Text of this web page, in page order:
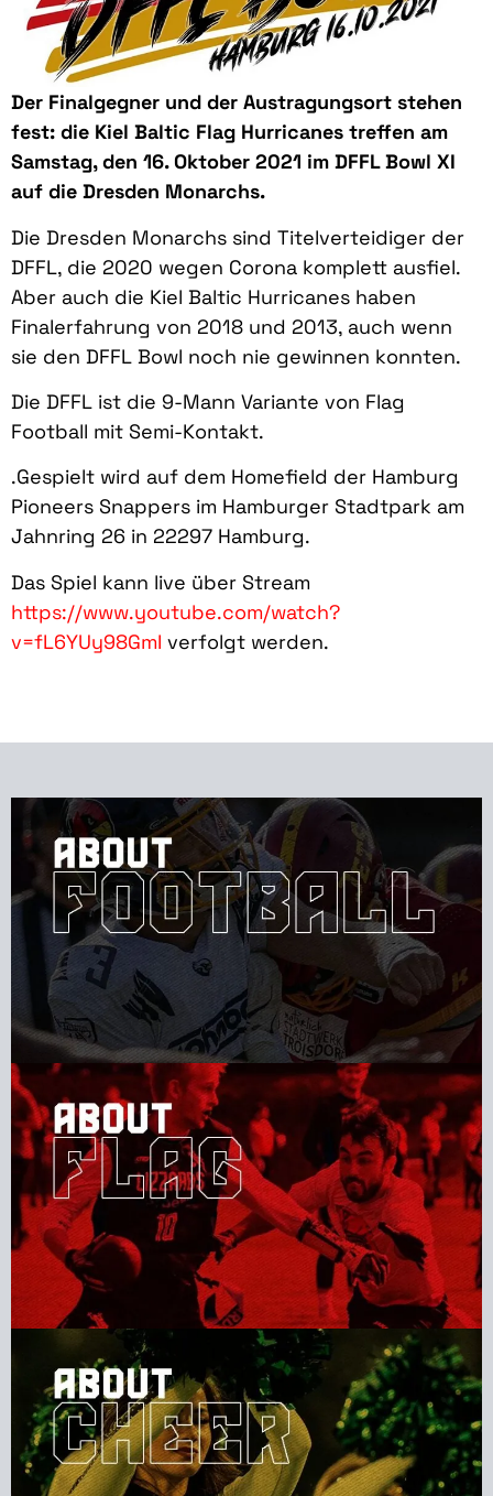
Der Finalgegner und der Austragungsort stehen
fest: die Kiel Baltic Flag Hurricanes treffen am
Samstag, den 16. Oktober 2021 im DFFL Bowl XI
auf die Dresden Monarchs.
Die Dresden Monarchs sind Titelverteidiger der
DFFL, die 2020 wegen Corona komplett ausfiel.
Aber auch die Kiel Baltic Hurricanes haben
Finalerfahrung von 2018 und 2013, auch wenn
sie den DFFL Bowl noch nie gewinnen konnten.
Die DFFL ist die 9-Mann Variante von Flag
Football mit Semi-Kontakt.
.Gespielt wird auf dem Homefield der Hamburg
Pioneers Snappers im Hamburger Stadtpark am
Jahnring 26 in 22297 Hamburg.
Das Spiel kann live über Stream
https://www.youtube.com/watch?
v=fL6YUy98GmI verfolgt werden.